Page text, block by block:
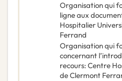
Organisation qui
ligne aux
Hospitalier
Ferrand
Organisation qui
concernant
recours: Centre
de Clermont